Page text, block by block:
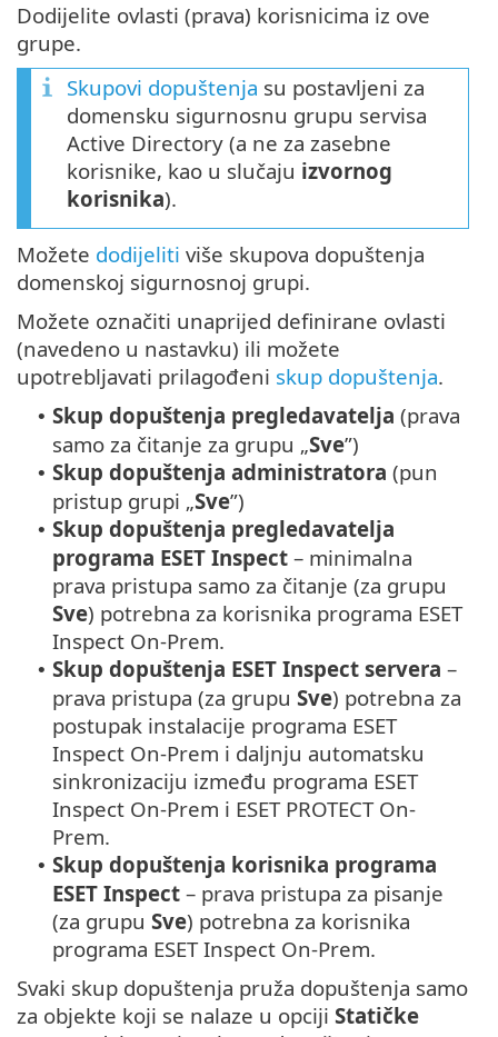
Dodijelite ovlasti (prava) korisnicima iz ove
grupe.
Skupovi dopuštenja su postavljeni za
domensku sigurnosnu grupu servisa
Active Directory (a ne za zasebne
korisnike, kao u slučaju izvornog
korisnika).
Možete dodijeliti više skupova dopuštenja
domenskoj sigurnosnoj grupi.
Možete označiti unaprijed definirane ovlasti
(navedeno u nastavku) ili možete
upotrebljavati prilagođeni skup dopuštenja.
• Skup dopuštenja pregledavatelja (prava
samo za čitanje za grupu „Sve”)
• Skup dopuštenja administratora (pun
pristup grupi „Sve”)
• Skup dopuštenja pregledavatelja
programa ESET Inspect – minimalna
prava pristupa samo za čitanje (za grupu
Sve) potrebna za korisnika programa ESET
Inspect On-Prem.
• Skup dopuštenja ESET Inspect servera –
prava pristupa (za grupu Sve) potrebna za
postupak instalacije programa ESET
Inspect On-Prem i daljnju automatsku
sinkronizaciju između programa ESET
Inspect On-Prem i ESET PROTECT On-
Prem.
• Skup dopuštenja korisnika programa
ESET Inspect – prava pristupa za pisanje
(za grupu Sve) potrebna za korisnika
programa ESET Inspect On-Prem.
Svaki skup dopuštenja pruža dopuštenja samo
za objekte koji se nalaze u opciji Statičke